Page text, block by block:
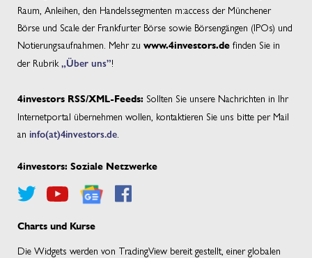
Raum, Anleihen, den Handelssegmenten m:access der Münchener
Börse und Scale der Frankfurter Börse sowie Börsengängen (IPOs) und
Notierungsaufnahmen. Mehr zu www.4investors.de finden Sie in
der Rubrik „Über uns”!
4investors RSS/XML-Feeds: Sollten Sie unsere Nachrichten in Ihr
Internetportal übernehmen wollen, kontaktieren Sie uns bitte per Mail
an info(at)4investors.de
4investors: Soziale Netzwerke
Charts und Kurse
Die Widgets werden von TradingView bereit gestellt, einer globalen